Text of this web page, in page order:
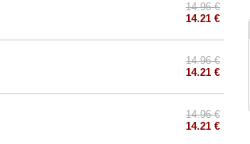
14.96 €
14.21 €
14.96 €
14.21 €
14.96 €
14.21 €